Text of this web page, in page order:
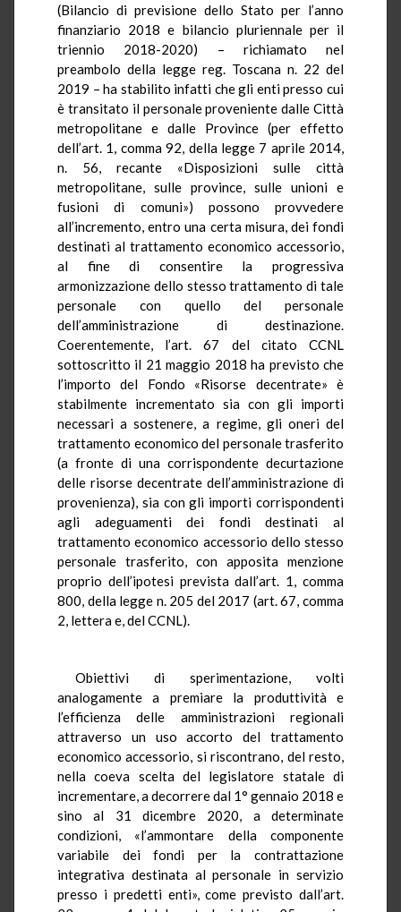
(Bilancio di previsione dello Stato per l’anno
finanziario 2018 e bilancio pluriennale per il
triennio 2018-2020) – richiamato nel
preambolo della legge reg. Toscana n. 22 del
2019 – ha stabilito infatti che gli enti presso cui
è transitato il personale proveniente dalle Città
metropolitane e dalle Province (per effetto
dell’art. 1, comma 92, della legge 7 aprile 2014,
n. 56, recante «Disposizioni sulle città
metropolitane, sulle province, sulle unioni e
fusioni di comuni») possono provvedere
all’incremento, entro una certa misura, dei fondi
destinati al trattamento economico accessorio,
al fine di consentire la progressiva
armonizzazione dello stesso trattamento di tale
personale con quello del personale
dell’amministrazione di destinazione.
Coerentemente, l’art. 67 del citato CCNL
sottoscritto il 21 maggio 2018 ha previsto che
l’importo del Fondo «Risorse decentrate» è
stabilmente incrementato sia con gli importi
necessari a sostenere, a regime, gli oneri del
trattamento economico del personale trasferito
(a fronte di una corrispondente decurtazione
delle risorse decentrate dell’amministrazione di
provenienza), sia con gli importi corrispondenti
agli adeguamenti dei fondi destinati al
trattamento economico accessorio dello stesso
personale trasferito, con apposita menzione
proprio dell’ipotesi prevista dall’art. 1, comma
800, della legge n. 205 del 2017 (art. 67, comma
2, lettera e, del CCNL).
Obiettivi di sperimentazione, volti
analogamente a premiare la produttività e
l’efficienza delle amministrazioni regionali
attraverso un uso accorto del trattamento
economico accessorio, si riscontrano, del resto,
nella coeva scelta del legislatore statale di
incrementare, a decorrere dal 1° gennaio 2018 e
sino al 31 dicembre 2020, a determinate
condizioni, «l’ammontare della componente
variabile dei fondi per la contrattazione
integrativa destinata al personale in servizio
presso i predetti enti», come previsto dall’art.